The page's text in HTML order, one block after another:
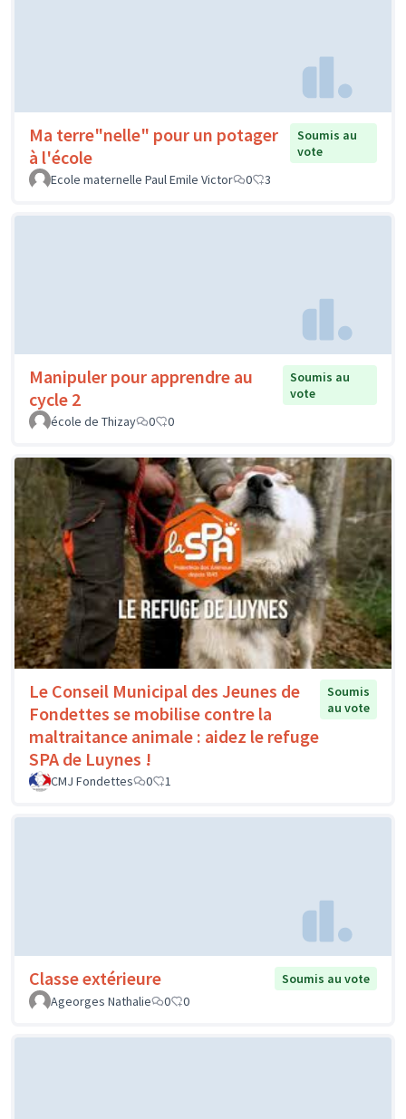
Ma terre"nelle" pour un potager
à l'école
Soumis au
vote
Ecole maternelle Paul Emile Victor
0 3
Manipuler pour apprendre au
cycle 2
Soumis au
vote
école de Thizay
0 0
Le Conseil Municipal des Jeunes de
Fondettes se mobilise contre la
maltraitance animale : aidez le refuge
SPA de Luynes !
Soumis
au vote
CMJ Fondettes 0 1
Classe extérieure
Soumis au vote
Ageorges Nathalie
0 0